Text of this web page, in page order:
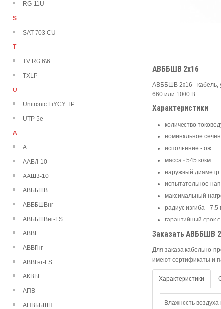
RG-11U
S
SAT 703 CU
T
TV RG 6\6
TXLP
U
Unitronic LiYCY TP
UTP-5e
А
А
ААБЛ-10
ААШВ-10
АВББШВ
АВББШВнг
АВББШВнг-LS
АВВГ
АВВГнг
АВВГнг-LS
АКВВГ
АПВ
АПВББШП
АВББШВ 2х16
АВББШВ 2х16 - кабель,
660 или 1000 В.
Характеристики
количество
номинальное
исполнение - ож
масса - 545 кг/км
наружный диаметр
испытательное
максимальный
радиус изгиба - 7.5
гарантийный срок
Заказать АВББШВ
Для заказа кабельно-
имеют сертификаты и
Характеристики
Влажность воздуха